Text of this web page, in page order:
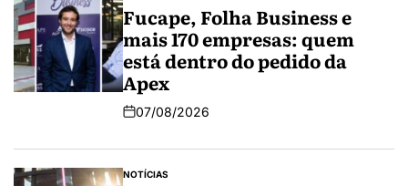
Fucape, Folha Business e
mais 170 empresas: quem
está dentro do pedido da
Apex
07/08/2026
NOTÍCIAS